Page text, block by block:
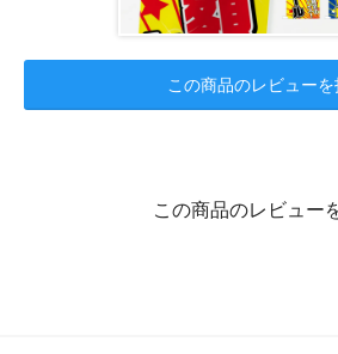
この商品のレビュー
この商品のレビュー